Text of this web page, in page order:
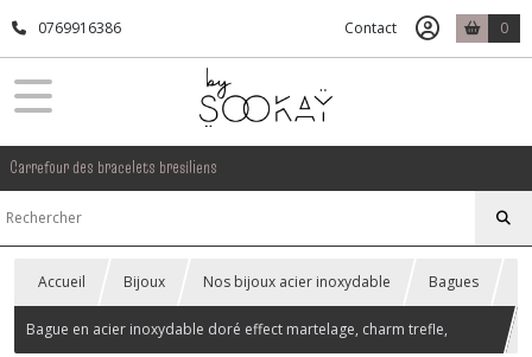
0769916386 Contact 0
Carrefour des bracelets bresiliens
Accueil Bijoux Nos bijoux acier inoxydable Bagues
Bague en acier inoxydable doré effect martelage, charm trefle,